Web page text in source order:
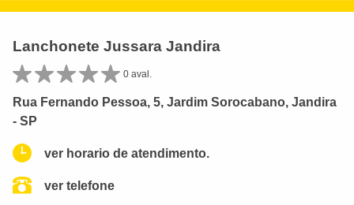
Lanchonete Jussara Jandira
0 aval.
Rua Fernando Pessoa, 5, Jardim Sorocabano, Jandira
- SP
ver horario de atendimento.
ver telefone